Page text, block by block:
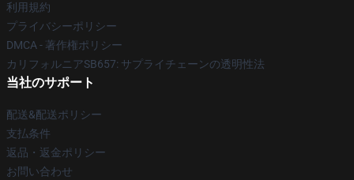
利用規約
プライバシーポリシー
DMCA - 著作権ポリシー
カリフォルニアSB657: サプライチェーンの透明性法
当社のサポート
配送&配送ポリシー
支払条件
返品・返金ポリシー
お問い合わせ